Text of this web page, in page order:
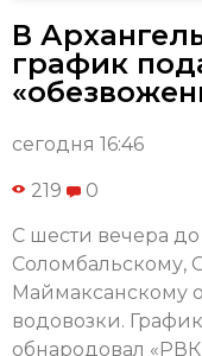
В
график
сегодня 16:46
219 0
С шести вечера
Соломбальскому,
Маймаксанскому
водовозки.
обнародовал «РВК